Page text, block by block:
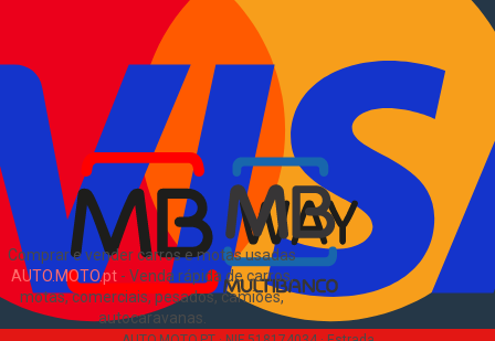
Comprar e vender carros e motas usadas
AUTO.MOTO.pt- Venda rápida de carros,
motas, comerciais, pesados, camiões,
autocaravanas
Como comprar e vender
Pacotes de anúncios
Verificar VIN e matrícula
Sitemap
EN
Sobre Nós